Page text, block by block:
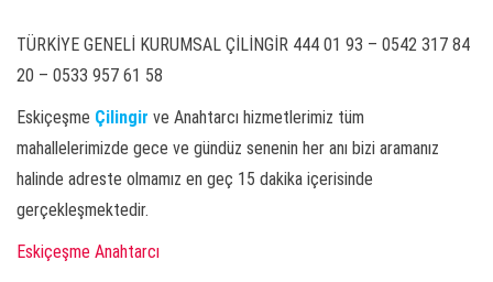
TÜRKİYE GENELİ KURUMSAL ÇİLİNGİR 444 01 93 – 0542 317 84
20 – 0533 957 61 58
Eskiçeşme Çilingir ve Anahtarcı hizmetlerimiz tüm
mahallelerimizde gece ve gündüz senenin her anı bizi aramanız
halinde adreste olmamız en geç 15 dakika içerisinde
gerçekleşmektedir.
Eskiçeşme Anahtarcı